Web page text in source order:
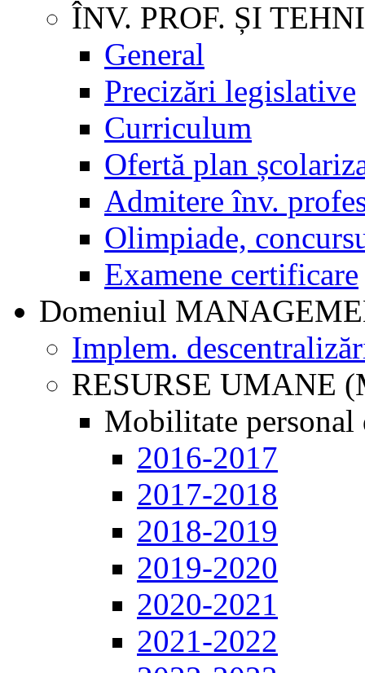
ÎNV. PROF. ȘI
General
Precizări legislative
Curriculum
Ofertă plan
Admitere înv.
Olimpiade,
Examene certificare
Domeniul
Implem.
RESURSE UMANE
Mobilitate personal
2016-2017
2017-2018
2018-2019
2019-2020
2020-2021
2021-2022